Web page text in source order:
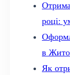
році:
в
Як